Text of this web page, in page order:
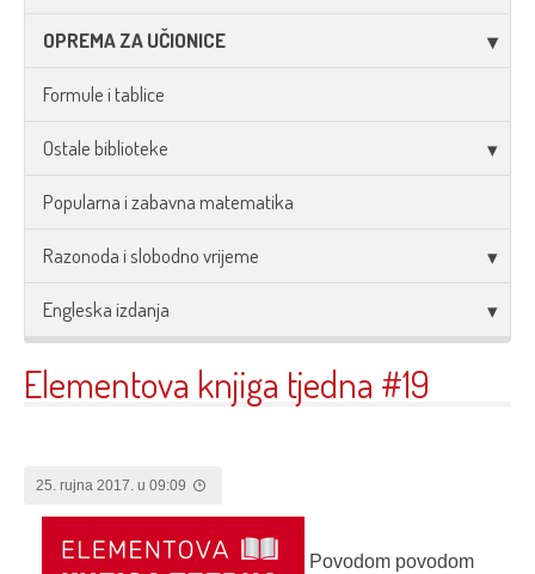
OPREMA ZA UČIONICE
Formule i tablice
Ostale biblioteke
Popularna i zabavna matematika
Razonoda i slobodno vrijeme
Engleska izdanja
Elementova knjiga tjedna #19
25. rujna 2017. u 09:09
Povodom povodom